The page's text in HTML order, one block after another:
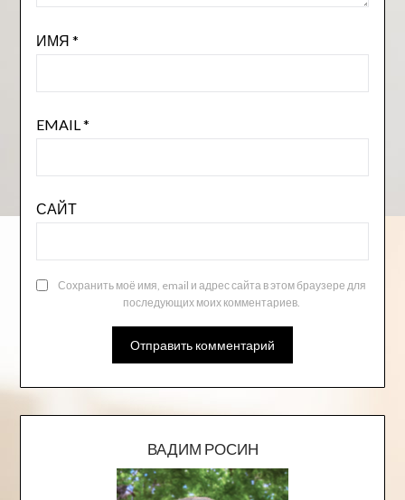
ИМЯ *
EMAIL *
САЙТ
Сохранить моё имя, email и адрес сайта в этом браузере для
последующих моих комментариев.
ВАДИМ РОСИН